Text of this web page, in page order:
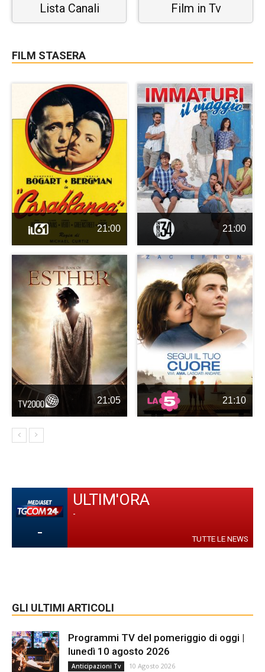
Lista Canali Film in Tv
FILM STASERA
21:00 21:00
21:05 21:10
-
ULTIM'ORA
-
TUTTE LE NEWS
GLI ULTIMI ARTICOLI
Programmi TV del pomeriggio di oggi |
lunedì 10 agosto 2026
Anticipazioni Tv 10 Agosto 2026